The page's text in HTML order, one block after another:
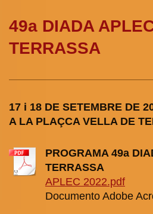
49a DIADA
TERRASSA
17 i 18 DE SETEMBRE DE
A LA PLAÇCA VELLA DE
PROGRAMA 49a
TERRASSA
APLEC 2022.pdf
Documento Adobe